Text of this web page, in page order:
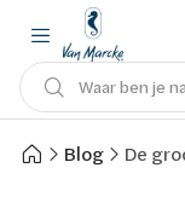
Waar ben je
Blog De